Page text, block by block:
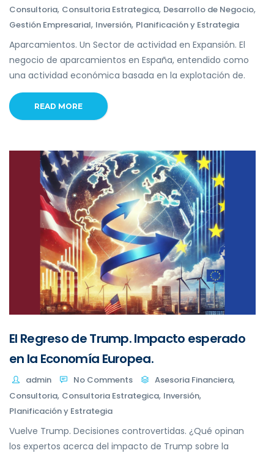
Consultoria, Consultoria Estrategica, Desarrollo de Negocio,
Gestión Empresarial, Inversión, Planificación y Estrategia
Aparcamientos. Un Sector de actividad en Expansión. El
negocio de aparcamientos en España, entendido como
una actividad económica basada en la explotación de.
READ MORE
El Regreso de Trump. Impacto esperado
en la Economía Europea.
admin No Comments Asesoria Financiera,
Consultoria, Consultoria Estrategica, Inversión,
Planificación y Estrategia
Vuelve Trump. Decisiones controvertidas. ¿Qué opinan
los expertos acerca del impacto de Trump sobre la